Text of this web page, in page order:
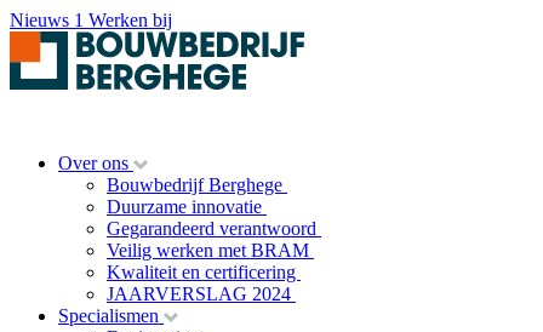
Nieuws 1 Werken bij
Over ons
Bouwbedrijf Berghege
Duurzame innovatie
Gegarandeerd verantwoord
Veilig werken met BRAM
Kwaliteit en certificering
JAARVERSLAG 2024
Specialismen